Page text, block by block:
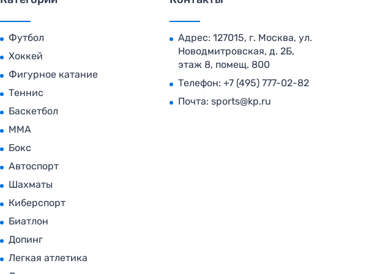
Футбол
Хоккей
Фигурное катание
Теннис
Баскетбол
MMA
Бокс
Автоспорт
Шахматы
Киберспорт
Биатлон
Допинг
Легкая атлетика
Адрес: 127015, г. Москва, ул.
Новодмитровская, д. 2Б,
этаж 8, помещ. 800
Телефон: +7 (495) 777-02-82
Почта: sports@kp.ru